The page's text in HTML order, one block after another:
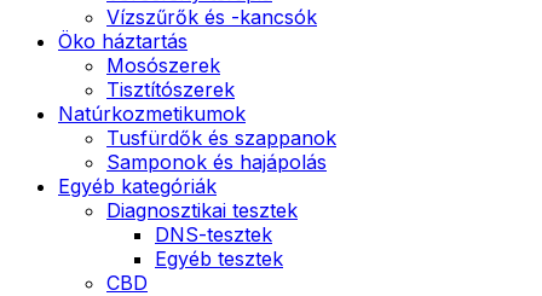
Vízszűrők és -kancsók
Öko háztartás
Mosószerek
Tisztítószerek
Natúrkozmetikumok
Tusfürdők és szappanok
Samponok és hajápolás
Egyéb kategóriák
Diagnosztikai tesztek
DNS-tesztek
Egyéb tesztek
CBD